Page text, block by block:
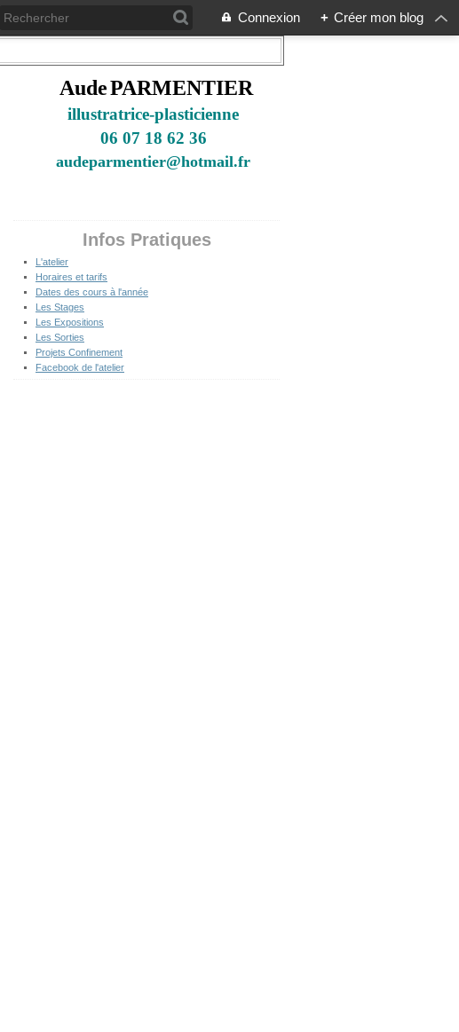
Connexion + Créer mon blog
AudePARMENTIER
illustratrice-plasticienne
06 07 18 62 36
audeparmentier@hotmail.fr
Infos Pratiques
L'atelier
Horaires et tarifs
Dates des cours à l'année
Les Stages
Les Expositions
Les Sorties
Projets Confinement
Facebook de l'atelier